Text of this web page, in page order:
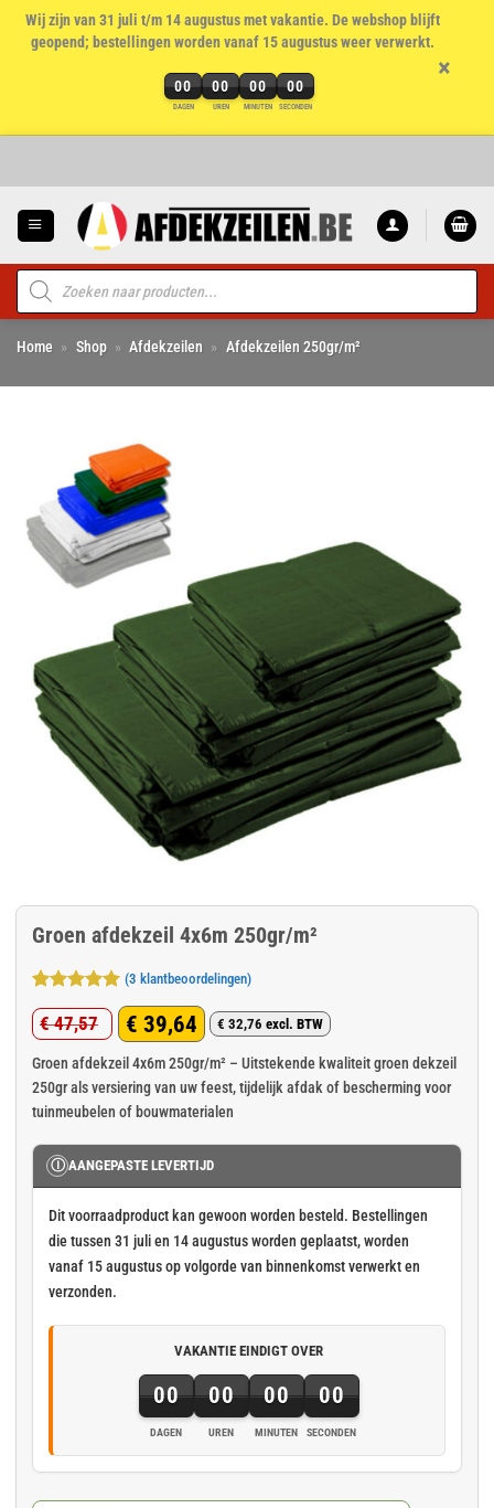
Wij zijn van 31 juli t/m 14 augustus met vakantie. De webshop blijft
geopend; bestellingen worden vanaf 15 augustus weer verwerkt.
00
DAGEN
00
UREN
00
MINUTEN
00
SECONDEN
×
Producten
zoeken
Home » Shop » Afdekzeilen » Afdekzeilen 250gr/m²
Groen afdekzeil 4x6m 250gr/m²
Gewaardeerd
5op 5
gebaseerd
op
3
klant
(3 klantbeoordelingen)
€47,57
Oorspronkelijke
prijs
was:
€ 39,64
Huidige
prijs
is:
€ 32,76 excl. BTW
Groen afdekzeil 4x6m 250gr/m² – Uitstekende kwaliteit groen dekzeil
250gr als versiering van uw feest, tijdelijk afdak of bescherming voor
tuinmeubelen of bouwmaterialen
Ⓘ AANGEPASTE LEVERTIJD
Dit voorraadproduct kan gewoon worden besteld. Bestellingen
die tussen 31 juli en 14 augustus worden geplaatst, worden
vanaf 15 augustus op volgorde van binnenkomst verwerkt en
verzonden.
VAKANTIE EINDIGT OVER
00
DAGEN
00
UREN
00
MINUTEN
00
SECONDEN